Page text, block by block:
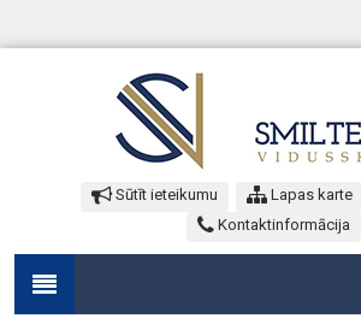
Sūtīt ieteikumu Lapas karte
Kontaktinformācija